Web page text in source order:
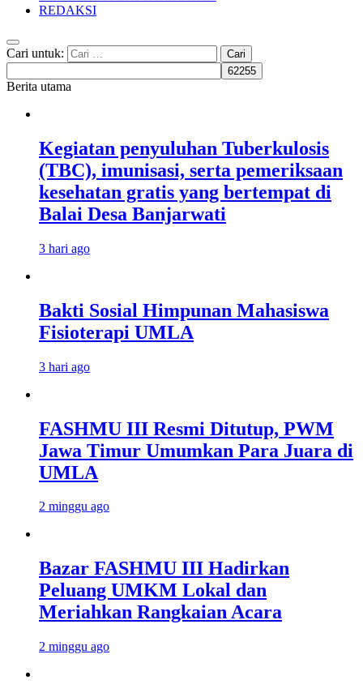
REDAKSI
Cari untuk:
Berita utama
Kegiatan penyuluhan Tuberkulosis
(TBC), imunisasi, serta pemeriksaan
kesehatan gratis yang bertempat di
Balai Desa Banjarwati
3 hari ago
Bakti Sosial Himpunan Mahasiswa
Fisioterapi UMLA
3 hari ago
FASHMU III Resmi Ditutup, PWM
Jawa Timur Umumkan Para Juara di
UMLA
2 minggu ago
Bazar FASHMU III Hadirkan
Peluang UMKM Lokal dan
Meriahkan Rangkaian Acara
2 minggu ago